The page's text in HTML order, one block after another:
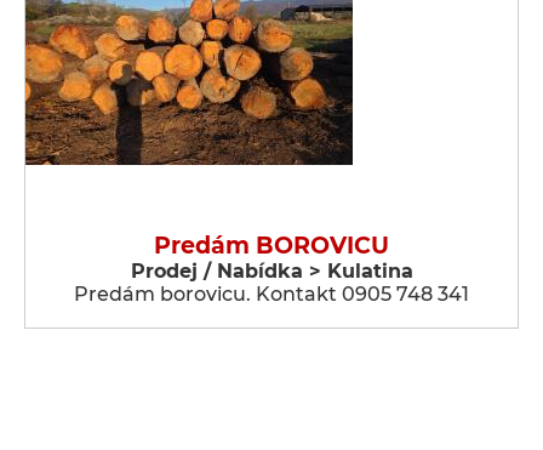
Predám BOROVICU
Prodej / Nabídka > Kulatina
Predám borovicu. Kontakt 0905 748 341